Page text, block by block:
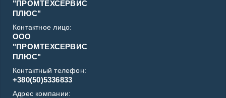
"ПРОМТЕХСЕРВИС
ПЛЮС"
Контактное лицо:
ООО
"ПРОМТЕХСЕРВИС
ПЛЮС"
Контактный телефон:
+380(50)5336833
Адрес компании: